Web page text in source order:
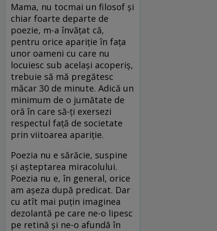
Mama, nu tocmai un filosof și
chiar foarte departe de
poezie, m-a învățat că,
pentru orice apariție în fața
unor oameni cu care nu
locuiesc sub același acoperiș,
trebuie să mă pregătesc
măcar 30 de minute. Adică un
minimum de o jumătate de
oră în care să-ți exersezi
respectul față de societate
prin viitoarea apariție.
Poezia nu e sărăcie, suspine
și așteptarea miracolului.
Poezia nu e, în general, orice
am așeza după predicat. Dar
cu atît mai puțin imaginea
dezolantă pe care ne-o lipesc
pe retină și ne-o afundă în